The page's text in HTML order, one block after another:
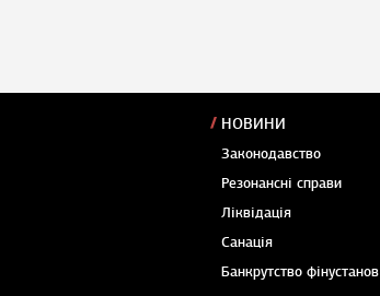
НОВИНИ
Законодавство
Резонансні справи
Ліквідація
Санація
Банкрутство фінустанов